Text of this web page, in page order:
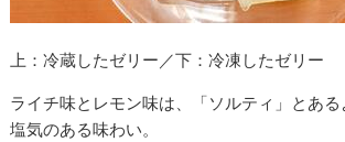
上：冷蔵したゼリー／下：冷凍したゼリー
ライチ味とレモン味は、「ソルティ」とある
塩気のある味わい。